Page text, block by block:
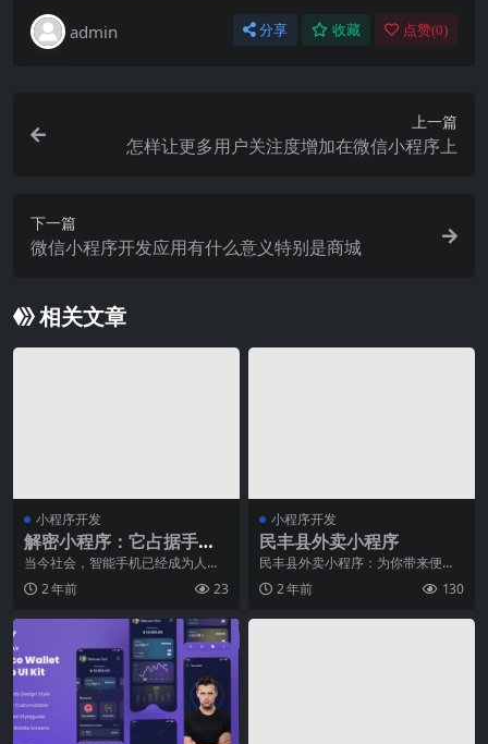
admin 分享 收藏 点赞(0)
上一篇
怎样让更多用户关注度增加在微信小程序上
下一篇
微信小程序开发应用有什么意义特别是商城
相关文章
小程序开发
解密小程序：它占据手机
内存吗？你需要了解的一
切
当今社会，智能手机已经成为人们
生活中必不可少的一部分。随着智
能手机功能的不断升级
2 年前 23
小程序开发
民丰县外卖小程序
民丰县外卖小程序：为你带来便捷
的美食体验随着科技的不断发展和
人们生活水平的提高，
2 年前 130